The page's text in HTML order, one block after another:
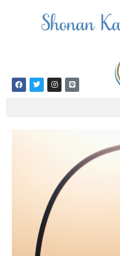
F
a
c
k
T
w
i
I
n
s
L
i
n